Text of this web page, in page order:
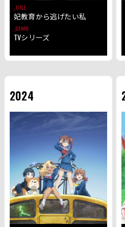
TITLE
妃教育から逃げたい私
GENRE
TVシリーズ